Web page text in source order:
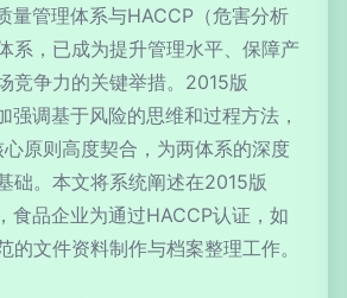
量管理体系与HACCP（危害分析
系，已成为提升管理水平、保障产
竞争力的关键举措。2015版
强调基于风险的思维和过程方法，
原则高度契合，为两体系的深度
础。本文将系统阐述在2015版
食品企业为通过HACCP认证，如
的文件资料制作与档案整理工作。